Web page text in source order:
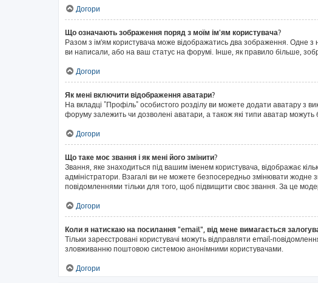
Догори
Що означають зображення поряд з моїм ім'ям користувача?
Разом з ім'ям користувача може відображатись два зображення. Одне з
ви написали, або на ваш статус на форумі. Інше, як правило більше,
Догори
Як мені включити відображення аватари?
На вкладці "Профіль" особистого розділу ви можете додати аватару з
форуму залежить чи дозволені аватари, а також які типи аватар
Догори
Що таке моє звання і як мені його змінити?
Звання, яке знаходиться під вашим іменем користувача, відображає
адміністратори. Взагалі ви не можете безпосередньо змінювати
повідомленнями тільки для того, щоб підвищити своє звання. За це
Догори
Коли я натискаю на посилання "email", від мене вимагається
Тільки зареєстровані користувачі можуть відправляти email-
зловживанню поштовою системою анонімними користувачами.
Догори